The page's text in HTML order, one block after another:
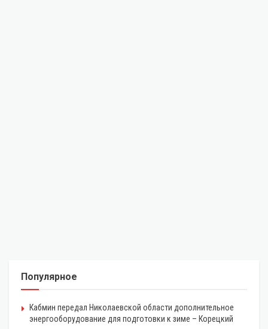
Популярное
Кабмин передал Николаевской области дополнительное
энергооборудование для подготовки к зиме – Корецкий